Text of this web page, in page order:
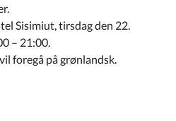
Sisimiut, tirsdag den 22.
– 21:00.
foregå på grønlandsk.